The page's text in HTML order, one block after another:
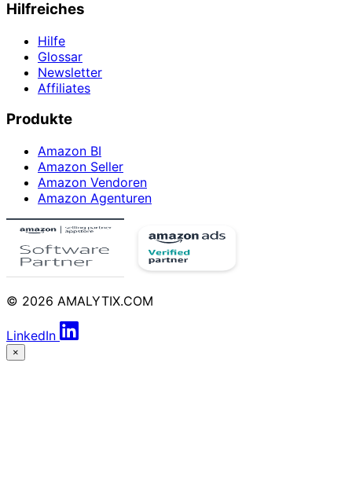
Hilfreiches
Hilfe
Glossar
Newsletter
Affiliates
Produkte
Amazon BI
Amazon Seller
Amazon Vendoren
Amazon Agenturen
© 2026 AMALYTIX.COM
LinkedIn
×